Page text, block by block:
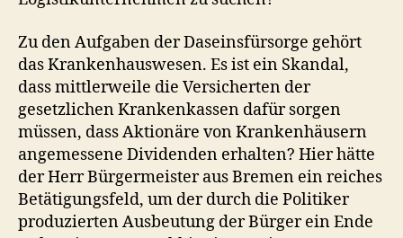
Zu den Aufgaben der Daseinsfürsorge gehört
das Krankenhauswesen. Es ist ein Skandal,
dass mittlerweile die Versicherten der
gesetzlichen Krankenkassen dafür sorgen
müssen, dass Aktionäre von Krankenhäusern
angemessene Dividenden erhalten? Hier hätte
der Herr Bürgermeister aus Bremen ein reiches
Betätigungsfeld, um der durch die Politiker
produzierten Ausbeutung der Bürger ein Ende